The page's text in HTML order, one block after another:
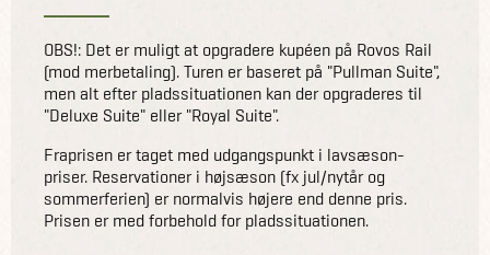
OBS!: Det er muligt at opgradere kupéen på Rovos Rail
(mod merbetaling). Turen er baseret på "Pullman Suite",
men alt efter pladssituationen kan der opgraderes til
"Deluxe Suite" eller "Royal Suite".
Fraprisen er taget med udgangspunkt i lavsæson-
priser. Reservationer i højsæson (fx jul/nytår og
sommerferien) er normalvis højere end denne pris.
Prisen er med forbehold for pladssituationen.